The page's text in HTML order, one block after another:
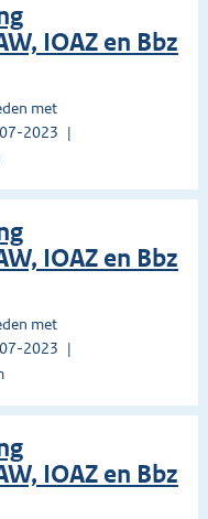
IOAZ en Bbz
met
2023
IOAZ en Bbz
met
2023
IOAZ en Bbz